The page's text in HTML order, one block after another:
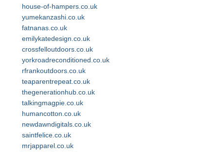
house-of-hampers.co.uk
yumekanzashi.co.uk
fatnanas.co.uk
emilykatedesign.co.uk
crossfelloutdoors.co.uk
yorkroadreconditioned.co.uk
rfrankoutdoors.co.uk
teaparentrepeat.co.uk
thegenerationhub.co.uk
talkingmagpie.co.uk
humancotton.co.uk
newdawndigitals.co.uk
saintfelice.co.uk
mrjapparel.co.uk